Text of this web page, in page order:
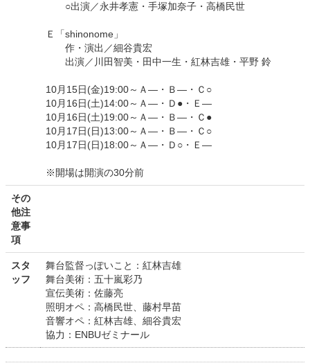
○出演／永井孝憲・手塚加奈子・高橋民世
Ｅ「shinonome」
作・演出／細谷貴宏
出演／川田智美・田中一生・紅林吉雄・平野 鈴
10月15日(金)19:00～Ａ―・Ｂ―・Ｃ○
10月16日(土)14:00～Ａ―・Ｄ●・Ｅ―
10月16日(土)19:00～Ａ―・Ｂ―・Ｃ●
10月17日(日)13:00～Ａ―・Ｂ―・Ｃ○
10月17日(日)18:00～Ａ―・Ｄ○・Ｅ―
※開場は開演の30分前
その
他注
意事
項
スタ
ッフ
舞台監督っぽいこと：紅林吉雄
舞台美術：五十嵐彩乃
宣伝美術：佐藤亮
照明オペ：高橋民世、藤村早苗
音響オペ：紅林吉雄、細谷貴宏
協力：ENBUゼミナール